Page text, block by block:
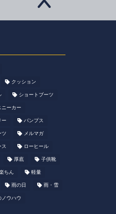
クッション
ショートブーツ
ニーカー
ー パンプス
ツ メルマガ
ス ローヒール
厚底 子供靴
ちん 軽量
雨の日 雨・雪
ノウハウ